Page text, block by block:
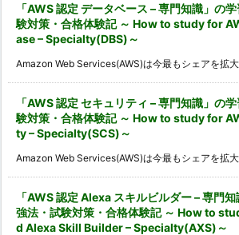
「AWS 認定 データベース – 専門知識」の
験対策・合格体験記 ～ How to study for
ase – Specialty(DBS)～
Amazon Web Services(AWS)は今最もシェアを拡
「AWS 認定 セキュリティ – 専門知識」の
験対策・合格体験記 ～ How to study for
ty – Specialty(SCS)～
Amazon Web Services(AWS)は今最もシェアを拡
「AWS 認定 Alexa スキルビルダー – 専門
強法・試験対策・合格体験記 ～ How to
d Alexa Skill Builder – Specialty(AXS)～